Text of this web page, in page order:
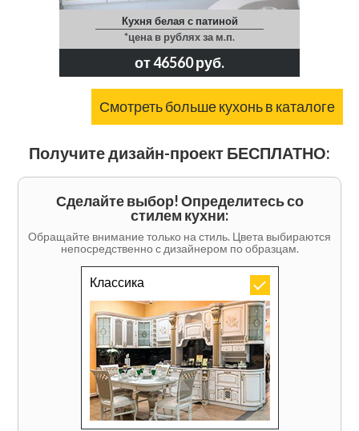
Кухня белая с патиной
*цена в рублях за м.п.
от 46560 руб.
Смотреть больше кухонь в каталоге
Получите дизайн-проект БЕСПЛАТНО:
Сделайте выбор! Определитесь со
стилем кухни:
Обращайте внимание только на стиль. Цвета выбираются
непосредственно с дизайнером по образцам.
Классика